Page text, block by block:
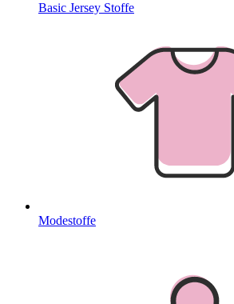
Basic Jersey Stoffe
Modestoffe